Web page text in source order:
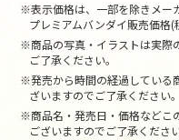
※表示価格は、一部を除きメー
プレミアムバンダイ販売価格(
※商品の写真・イラストは実際
ご了承ください。
※発売から時間の経過している
ざいますのでご了承ください。
※商品名・発売日・価格などこ
ございますのでご了承ください